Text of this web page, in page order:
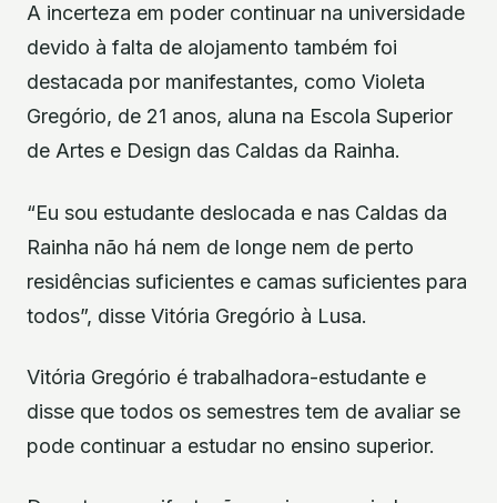
A incerteza em poder continuar na universidade
devido à falta de alojamento também foi
destacada por manifestantes, como Violeta
Gregório, de 21 anos, aluna na Escola Superior
de Artes e Design das Caldas da Rainha.
“Eu sou estudante deslocada e nas Caldas da
Rainha não há nem de longe nem de perto
residências suficientes e camas suficientes para
todos”, disse Vitória Gregório à Lusa.
Vitória Gregório é trabalhadora-estudante e
disse que todos os semestres tem de avaliar se
pode continuar a estudar no ensino superior.